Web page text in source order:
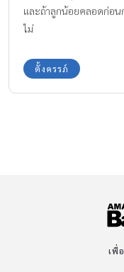
และถ้าลูกน้อยคลอดก่อ
ไม่
ตั้งครรภ์
เพื่